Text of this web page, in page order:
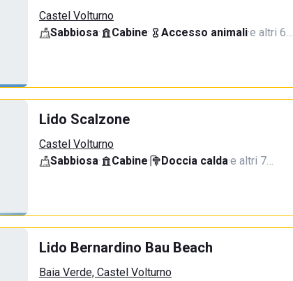
Castel Volturno
Sabbiosa· Cabine· Accesso animali·e altri 6…
Lido Scalzone
Castel Volturno
Sabbiosa· Cabine· Doccia calda·e altri 7…
Lido Bernardino Bau Beach
Baia Verde, Castel Volturno